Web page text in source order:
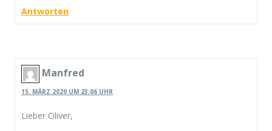
Antworten
Manfred
15. MÄRZ 2020 UM 23:06 UHR
Lieber Oliver,